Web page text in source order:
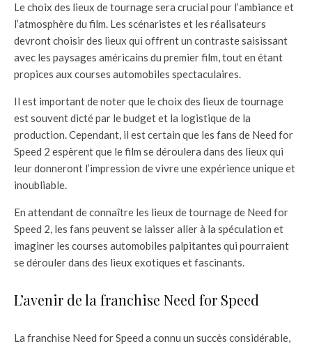
Le choix des lieux de tournage sera crucial pour l’ambiance et
l’atmosphère du film. Les scénaristes et les réalisateurs
devront choisir des lieux qui offrent un contraste saisissant
avec les paysages américains du premier film, tout en étant
propices aux courses automobiles spectaculaires.
Il est important de noter que le choix des lieux de tournage
est souvent dicté par le budget et la logistique de la
production. Cependant, il est certain que les fans de Need for
Speed 2 espèrent que le film se déroulera dans des lieux qui
leur donneront l’impression de vivre une expérience unique et
inoubliable.
En attendant de connaître les lieux de tournage de Need for
Speed 2, les fans peuvent se laisser aller à la spéculation et
imaginer les courses automobiles palpitantes qui pourraient
se dérouler dans des lieux exotiques et fascinants.
L’avenir de la franchise Need for Speed
La franchise Need for Speed a connu un succès considérable,